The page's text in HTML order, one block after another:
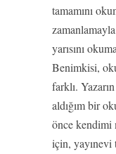
tamamını
yarısını
Benimkisi,
farklı.
aldığım bir
önce kendimi
için, yayınevi